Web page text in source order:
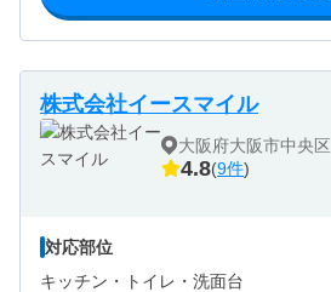
株式会社イースマイル
大阪府大阪市中央区
4.8(9件)
対応部位
キッチン・
トイレ・ 洗面台